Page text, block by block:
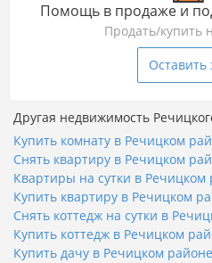
Помощь в продаже и
Продать/купить
Оставить
Другая недвижимость
Купить комнату в Речицком
Снять квартиру в Речицком
Квартиры на сутки в Речицком
Купить квартиру в Речицком
Снять коттедж на сутки в
Купить коттедж в Речицком
Купить дачу в Речицком районе